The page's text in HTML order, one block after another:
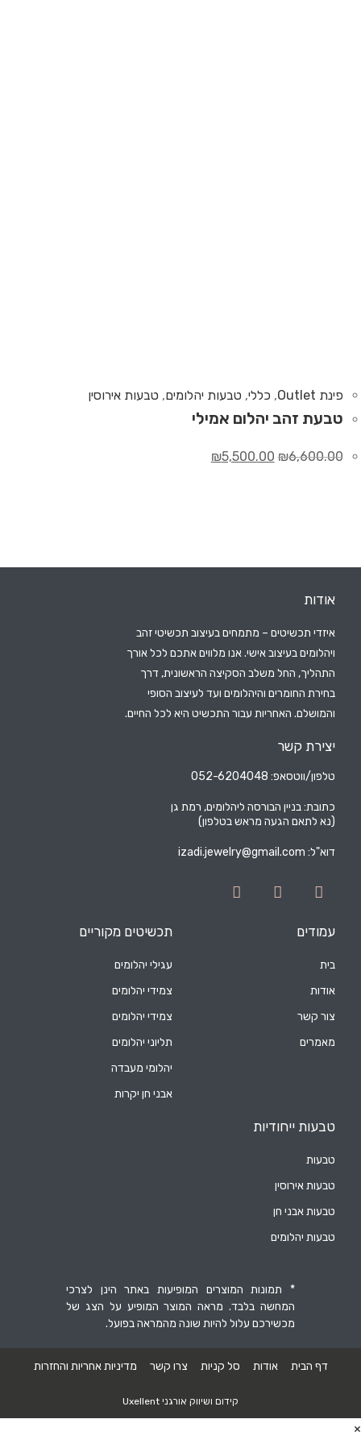
פינת Outlet , כללי, טבעות יהלומים, טבעות אירוסין
טבעת זהב יהלום אמילי
₪6,600.00
₪5,500.00
אודות
איזדי תכשיטים – מתמחים בעיצוב תכשיטי זהב
ויהלומים בעיצוב אישי. אנו מלווים אתכם לכל אורך
התהליך, החל משלב הסקיצה הראשונית, דרך
בחירת החומרים והיהלומים ועד לעיצוב הסופי
והמושלם. האחריות עבור התכשיט היא לכל החיים.
יצירת קשר
טלפון/ווטסאפ: 052-6204048
כתובת: בניין הבורסה ליהלומים, רמת גן
(נא לתאם הגעה מראש בטלפון)
דוא"ל: izadi.jewelry@gmail.com
עמודים
בית
אודות
צור קשר
מאמרים
תכשיטים מקוריים
עגילי יהלומים
צמידי יהלומים
צמידי יהלומים
תליוני יהלומים
יהלומי מעבדה
אבני חן יקרות
טבעות ייחודיות
טבעות
טבעות אירוסין
טבעות אבני חן
טבעות יהלומים
* תמונות המוצרים המופיעות באתר הינן לצרכי
המחשה בלבד. מראה המוצר המופיע על הצג של
מכשירכם עלול להיות שונה מהמראה בפועל.
דף הבית אודות סל קניות צרו קשר מדיניות אחריות והחזרות
קידום ושיווק אורגני Uxellent
×